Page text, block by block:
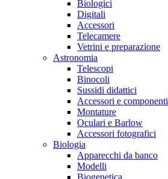
Biologici
Digitali
Accessori
Telecamere
Vetrini e preparazione
Astronomia
Telescopi
Binocoli
Sussidi didattici
Accessori e componenti
Montature
Oculari e Barlow
Accessori fotografici
Biologia
Apparecchi da banco
Modelli
Biogenetica